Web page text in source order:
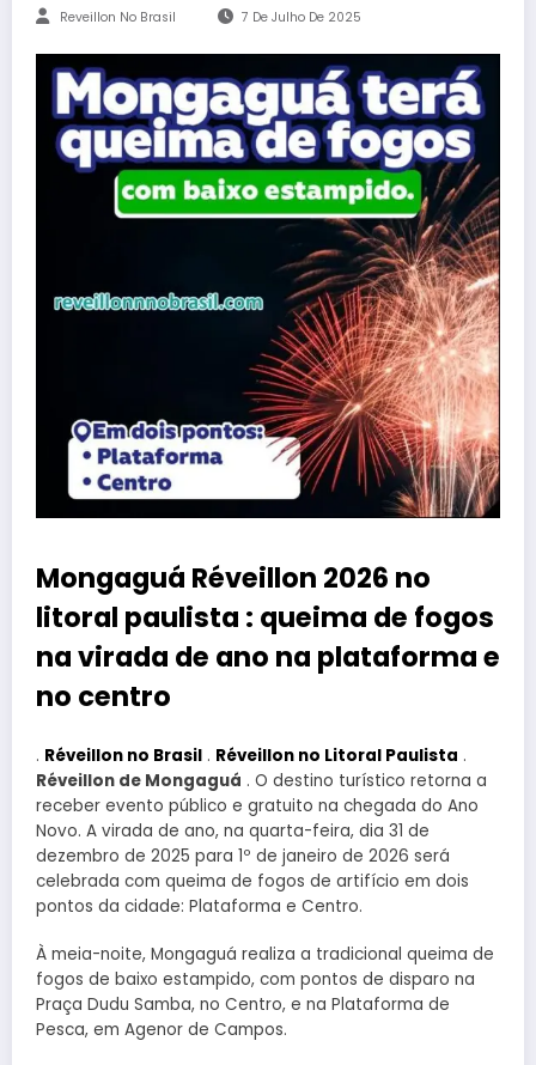
Reveillon No Brasil 7 De Julho De 2025
Mongaguá Réveillon 2026 no
litoral paulista : queima de fogos
na virada de ano na plataforma e
no centro
. Réveillon no Brasil . Réveillon no Litoral Paulista .
Réveillon de Mongaguá . O destino turístico retorna a
receber evento público e gratuito na chegada do Ano
Novo. A virada de ano, na quarta-feira, dia 31 de
dezembro de 2025 para 1º de janeiro de 2026 será
celebrada com queima de fogos de artifício em dois
pontos da cidade: Plataforma e Centro.
À meia-noite, Mongaguá realiza a tradicional queima de
fogos de baixo estampido, com pontos de disparo na
Praça Dudu Samba, no Centro, e na Plataforma de
Pesca, em Agenor de Campos.